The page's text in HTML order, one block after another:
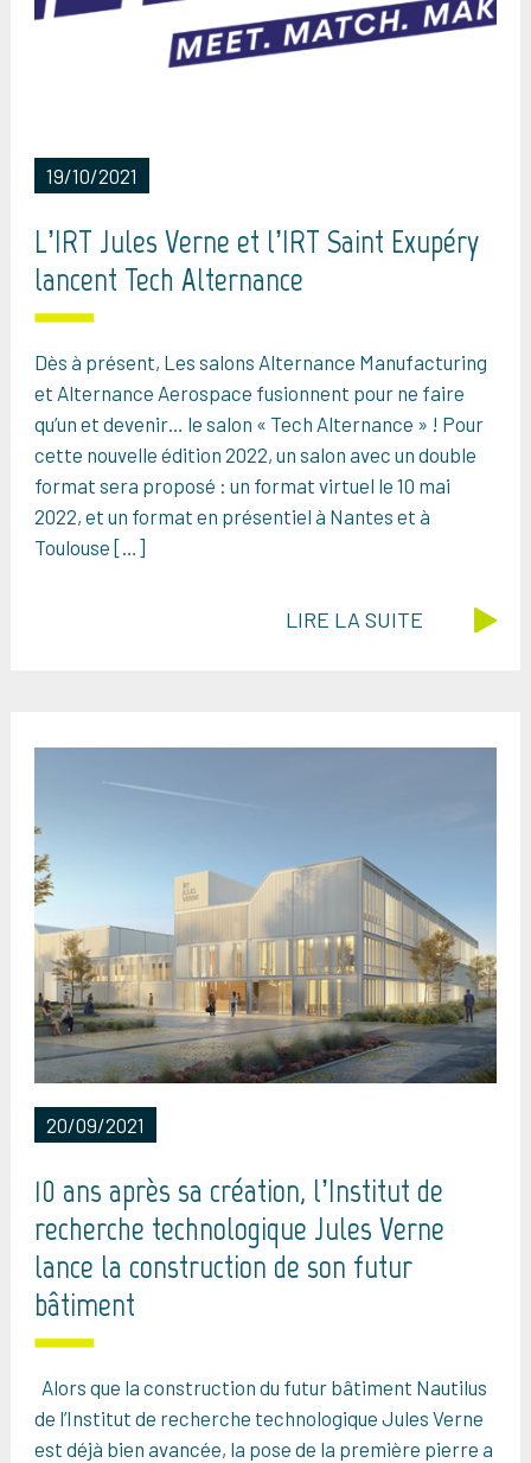
19/10/2021
L’IRT Jules Verne et l’IRT Saint Exupéry
lancent Tech Alternance
Dès à présent, Les salons Alternance Manufacturing
et Alternance Aerospace fusionnent pour ne faire
qu’un et devenir… le salon « Tech Alternance » ! Pour
cette nouvelle édition 2022, un salon avec un double
format sera proposé : un format virtuel le 10 mai
2022, et un format en présentiel à Nantes et à
Toulouse […]
LIRE LA SUITE
20/09/2021
10 ans après sa création, l’Institut de
recherche technologique Jules Verne
lance la construction de son futur
bâtiment
Alors que la construction du futur bâtiment Nautilus
de l’Institut de recherche technologique Jules Verne
est déjà bien avancée, la pose de la première pierre a